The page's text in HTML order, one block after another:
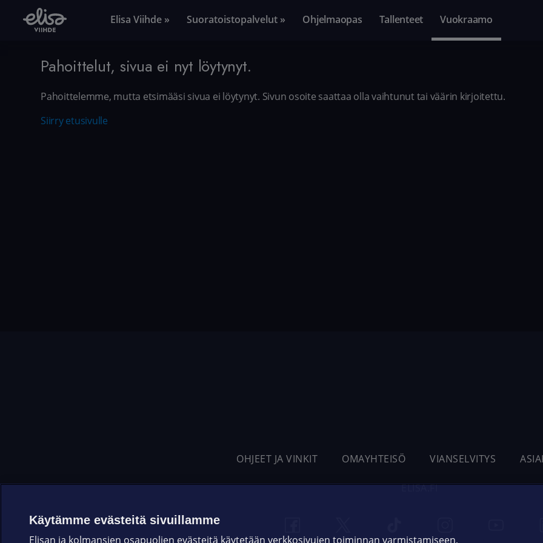
Elisa Viihde » Suoratoistopalvelut » Ohjelmaopas Tallenteet Vuokraamo
Pahoittelut, sivua ei nyt löytynyt.
Pahoittelemme, mutta etsimääsi sivua ei löytynyt. Sivun osoite saattaa olla vaihtunut tai väärin kirjoitettu.
Siirry etusivulle
OHJEET JA VINKIT OMAYHTEISÖ VIANSELVITYS
ELISA.FI
Käytämme evästeitä sivuillamme
Elisan ja kolmansien osapuolien evästeitä käytetään verkkosivujen toiminnan varmistamiseen,